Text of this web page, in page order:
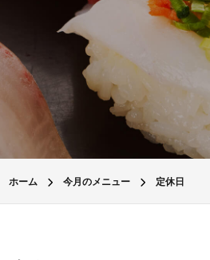
ホーム 今月のメニュー 定休日